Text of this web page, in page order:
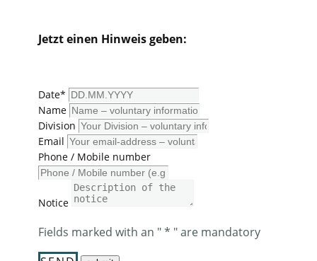
​Jetzt einen Hinweis geben:
Date*
Name
Division
Email
Phone / Mobile number
Notice
​Fields marked with an " * " are mandatory